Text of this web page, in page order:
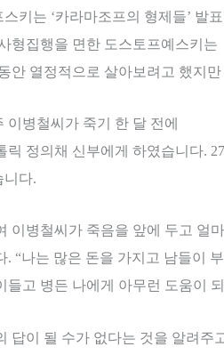
스키는 ‘카라마조프의 형제들’ 발
형집행을 면한 도스토프예스키는
안 열정적으로 살아보려고 했지
이병철씨가 죽기 한 달 전에
릭 정의채 신부에게 하였습니다. 27
니다.
이병철씨가 죽음을 앞에 두고 얼
. “나는 많은 돈을 가지고 남들이
들고 병든 나에게 아무런 도움이
답이 될 수가 없다는 것을 알려주